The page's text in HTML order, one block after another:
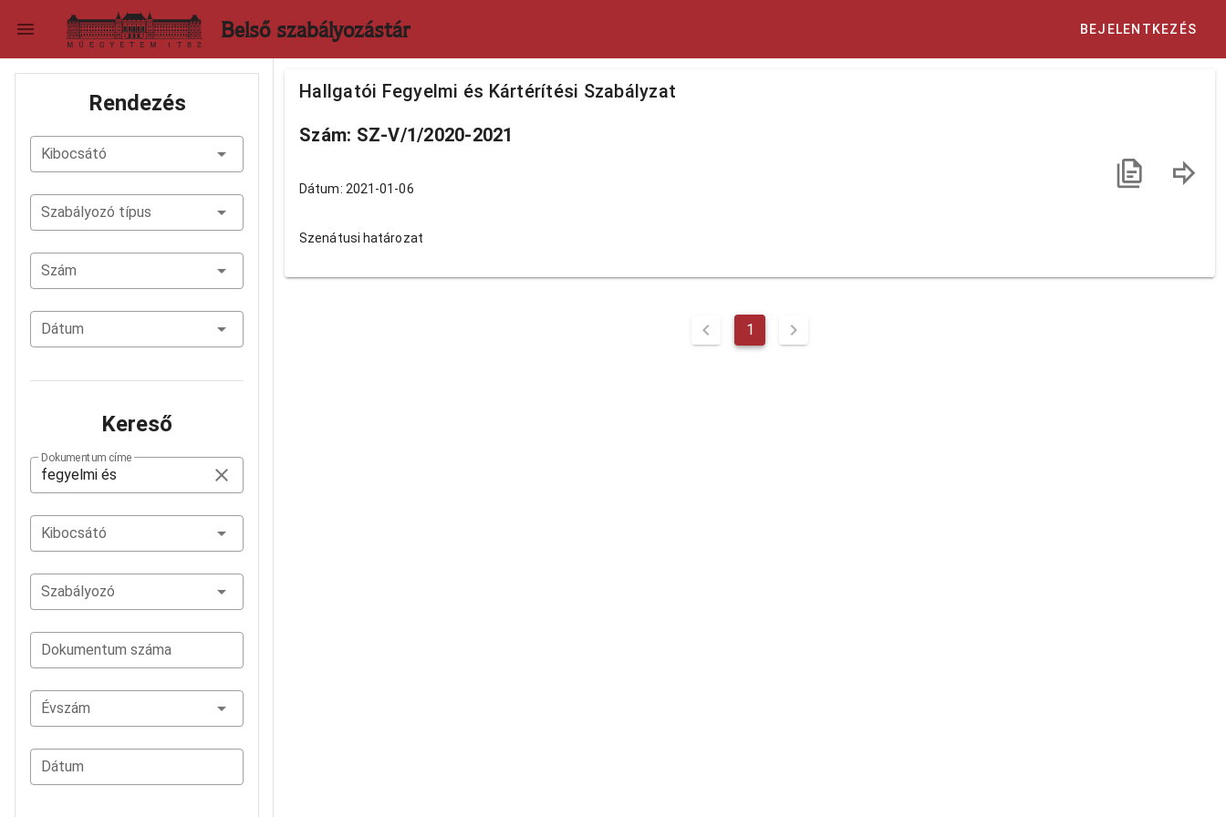
Belső szabályozástár BEJELENTKEZÉS
Rendezés
Kibocsátó
Szabályozó típus
Szám
Dátum
Kereső
Dokumentum címe
Kibocsátó
Szabályozó
Dokumentum száma
Évszám
Dátum
Hallgatói Fegyelmi és Kártérítési Szabályzat
Szám: SZ-V/1/2020-2021
Dátum: 2021-01-06
Szenátusi határozat
1